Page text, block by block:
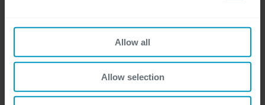
Allow all
Allow selection